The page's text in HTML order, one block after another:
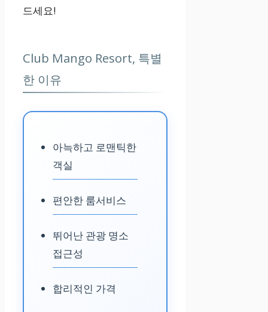
드세요!
Club Mango Resort, 특별
한 이유
아늑하고 로맨틱한
객실
편안한 룸서비스
뛰어난 관광 명소
접근성
합리적인 가격